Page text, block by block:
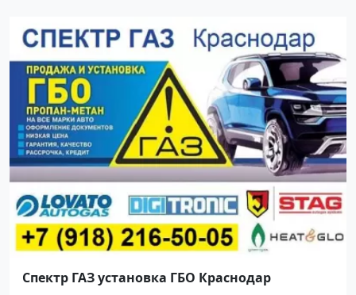
Спектр ГАЗ установка ГБО Краснодар